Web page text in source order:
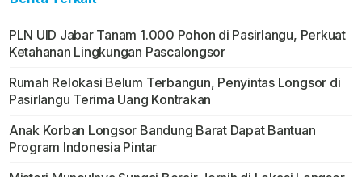
PLN UID Jabar Tanam 1.000 Pohon di Pasirlangu, Perkuat
Ketahanan Lingkungan Pascalongsor
Rumah Relokasi Belum Terbangun, Penyintas Longsor di
Pasirlangu Terima Uang Kontrakan
Anak Korban Longsor Bandung Barat Dapat Bantuan
Program Indonesia Pintar